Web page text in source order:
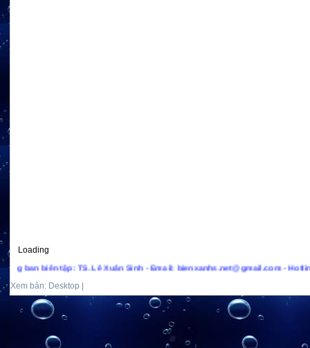
Loading
biên tập: TS. Lê Xuân Sinh - Email: bienxanhs.net@gmail.com - Hotline:
Xem bản: Desktop |